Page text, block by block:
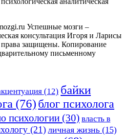
Успешные мозги –
консультация Игоря и Ларисы
защищены. Копирование
письменному
(12) байки
(76)блог психолога
психологии (30) власть в
(21) личная жизнь (15)